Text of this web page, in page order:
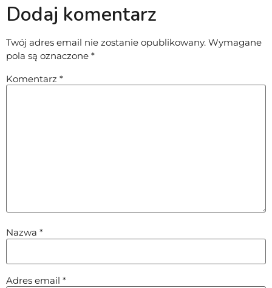
Dodaj komentarz
Twój adres email nie zostanie opublikowany. Wymagane
pola są oznaczone *
Komentarz *
Nazwa *
Adres email *